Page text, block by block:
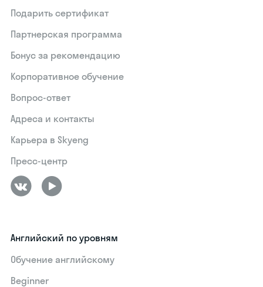
Подарить сертификат
Партнерская программа
Бонус за рекомендацию
Корпоративное обучение
Вопрос-ответ
Адреса и контакты
Карьера в Skyeng
Пресс-центр
Английский по уровням
Обучение английскому
Beginner